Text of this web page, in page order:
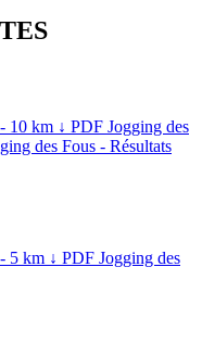
10 km ↓ PDF Jogging des
des Fous - Résultats
5 km ↓ PDF Jogging des